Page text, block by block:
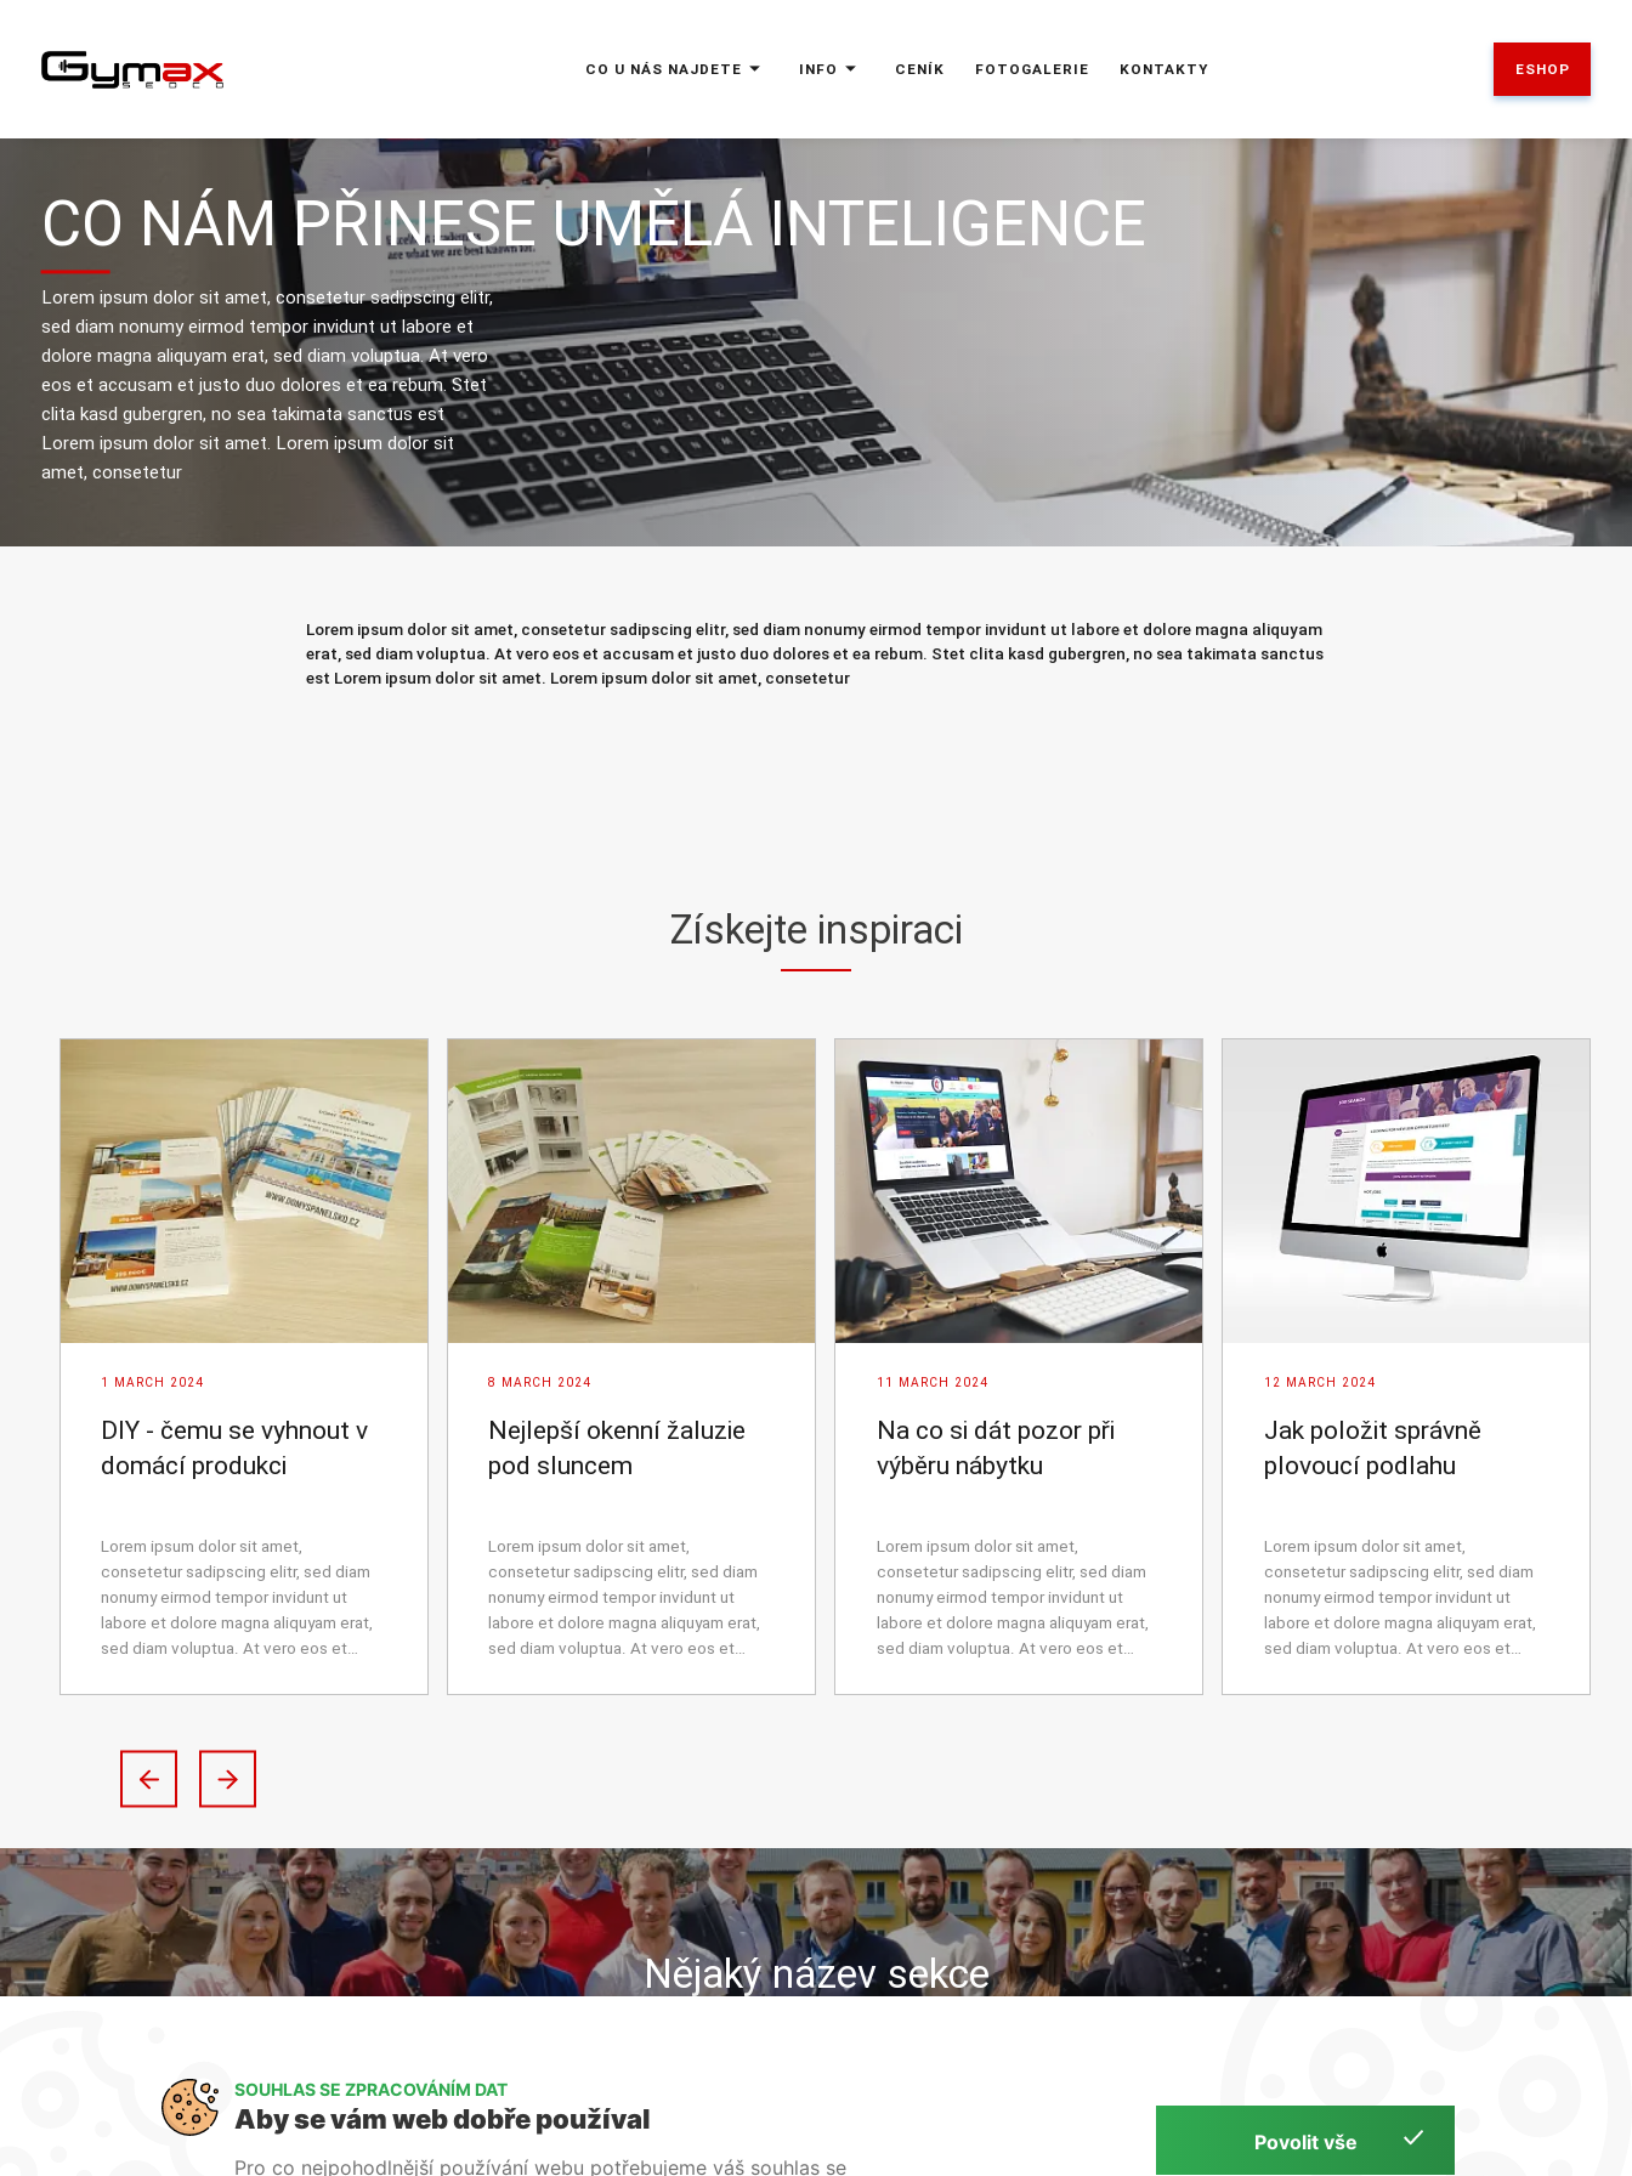
CO U NÁS NAJDETE INFO CENÍK FOTOGALERIE KONTAKTY ESHOP
CO NÁM PŘINESE UMĚLÁ INTELIGENCE
Lorem ipsum dolor sit amet, consetetur sadipscing elitr,
sed diam nonumy eirmod tempor invidunt ut labore et
dolore magna aliquyam erat, sed diam voluptua. At vero
eos et accusam et justo duo dolores et ea rebum. Stet
clita kasd gubergren, no sea takimata sanctus est
Lorem ipsum dolor sit amet. Lorem ipsum dolor sit
amet, consetetur
Lorem ipsum dolor sit amet, consetetur sadipscing elitr, sed diam nonumy eirmod tempor invidunt ut labore et dolore magna aliquyam
erat, sed diam voluptua. At vero eos et accusam et justo duo dolores et ea rebum. Stet clita kasd gubergren, no sea takimata sanctus
est Lorem ipsum dolor sit amet. Lorem ipsum dolor sit amet, consetetur
Získejte inspiraci
1 MARCH 2024
DIY - čemu se vyhnout v
domácí produkci
Lorem ipsum dolor sit amet,
consetetur sadipscing elitr, sed diam
nonumy eirmod tempor invidunt ut
labore et dolore magna aliquyam erat,
sed diam voluptua. At vero eos et
rebum. Stet clita kasd gubergren, no
8 MARCH 2024
Nejlepší okenní žaluzie
pod sluncem
Lorem ipsum dolor sit amet,
consetetur sadipscing elitr, sed diam
nonumy eirmod tempor invidunt ut
labore et dolore magna aliquyam erat,
sed diam voluptua. At vero eos et
rebum. Stet clita kasd gubergren, no
11 MARCH 2024
Na co si dát pozor při
výběru nábytku
Lorem ipsum dolor sit amet,
consetetur sadipscing elitr, sed diam
nonumy eirmod tempor invidunt ut
labore et dolore magna aliquyam erat,
sed diam voluptua. At vero eos et
rebum. Stet clita kasd gubergren, no
12 MARCH 2024
Jak položit správně
plovoucí podlahu
Lorem ipsum dolor sit amet,
consetetur sadipscing elitr, sed diam
nonumy eirmod tempor invidunt ut
labore et dolore magna aliquyam erat,
sed diam voluptua. At vero eos et
rebum. Stet clita kasd gubergren, no
Nějaký název sekce
SOUHLAS SE ZPRACOVÁNÍM DAT
Aby se vám web dobře používal
Pro co nejpohodlnější používání webu potřebujeme váš souhlas se